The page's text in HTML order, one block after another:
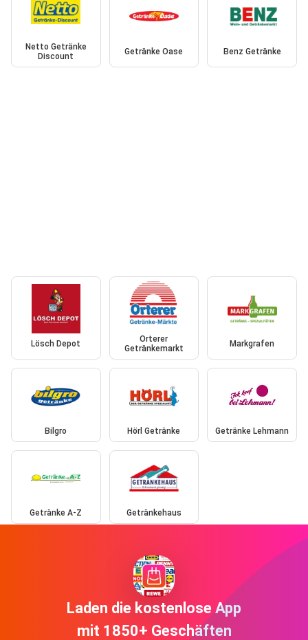
Netto Getränke
Discount
Getränke Oase Benz Getränke
Lösch Depot
Orterer
Getränkemarkt
Markgrafen
Bilgro Hörl Getränke Getränke Lehmann
Getränke A-Z Getränkehaus
Laden die kostenlose App
mit 1850+ Geschäften